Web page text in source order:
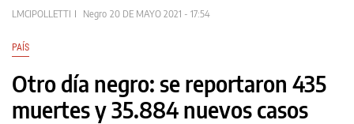
LMCIPOLLETTI Negro 20 DE MAYO 2021 - 17:54
PAÍS
Otro día negro: se reportaron 435
muertes y 35.884 nuevos casos